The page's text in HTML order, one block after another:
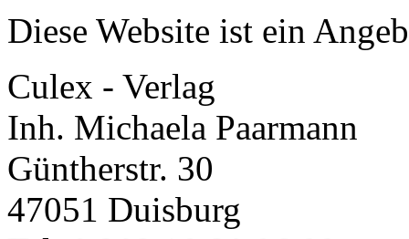
Diese Website ist ein
Culex - Verlag
Inh. Michaela Paarmann
Güntherstr. 30
47051 Duisburg